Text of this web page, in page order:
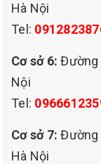
dịch
LÝ DO NÊN SỬ
THANH XUÂN HÀ
Hà Nội
Tel:
Cơ sở 6: Đường
Nội
Tel:
Cơ sở 7:Đường
Hà Nội